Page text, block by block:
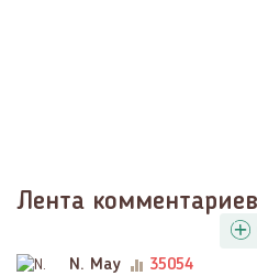
Лента комментариев
N. May
35054